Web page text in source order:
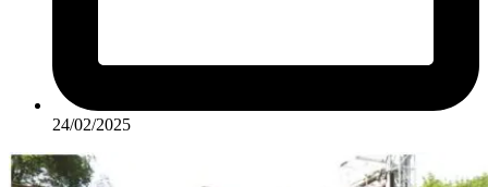
24/02/2025